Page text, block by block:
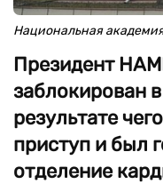
Национальная
Президент
заблокирован
результате
приступ и был
отделение